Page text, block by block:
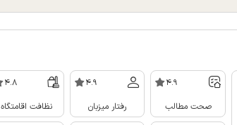
4.9
صحت مطالب
4.9
رفتار میزبان
4.8
نظافت اقامتگاه